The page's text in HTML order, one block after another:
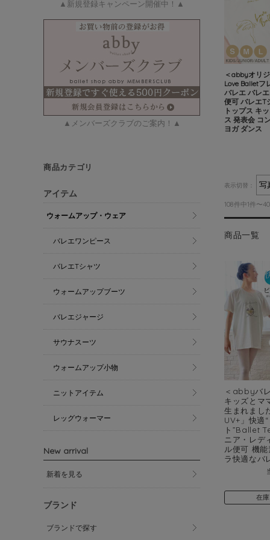
＜abbyオリ
Love Balletフ
バレエ バレ
便可 バレエT
トップス キ
ス 発表会 コ
ヨガ ダンス
表示切替：
108件中1件〜
商品一覧
＜abbyバ
キッズとマ
生まれまし
UV+」快適
ト”Ballet
ニア・レデ
ル便可 機
ラ快適なバ
在
▲新規登録キャンペーン開催中！▲
▲メンバーズクラブのご案内！▲
商品カテゴリ
アイテム
ウォームアップ・ウェア
バレエワンピース
バレエTシャツ
ウォームアップブーツ
バレエジャージ
サウナスーツ
ウォームアップ小物
ニットアイテム
レッグウォーマー
New arrival
新着を見る
ブランド
ブランドで探す